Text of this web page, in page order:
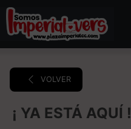
VOLVER
¡ YA ESTÁ AQUÍ !